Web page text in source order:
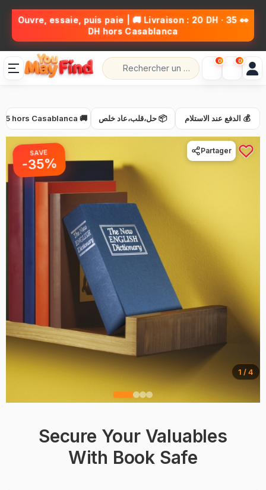
👀 Ouvre, essaie, puis paie | 🚚 Livraison : 20 DH · 35
DH hors Casablanca
Secure Your Valuables
With Book Safe
🚚 Livraison 20 DH · 35 hors Casablanca 📦 حل،قلب،عاد خلص 💰 الدفع عند الاستلام
SAVE
-35%
1 / 4
Partager
0 0